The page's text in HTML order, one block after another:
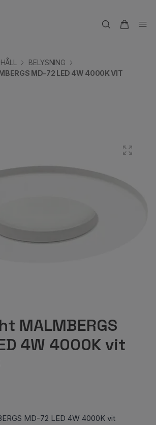
BELYSNING
MD-72 LED 4W 4000K VIT
MALMBERGS
4W 4000K vit
MD-72 LED 4W 4000K vit